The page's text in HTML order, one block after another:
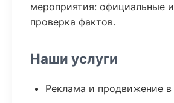
мероприятия: официальные
проверка фактов.
Наши услуги
Реклама и продвижение в